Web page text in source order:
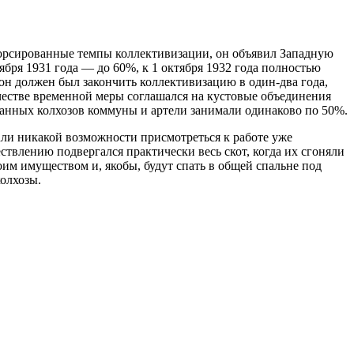
темпы коллективизации, он объявил Западную
1931 года — до 60%, к 1 октября 1932 года полностью
должен был закончить коллективизацию в один-два года,
временной меры соглашался на кустовые объединения
колхозов коммуны и артели занимали одинаково по 50%.
никакой возможности присмотреться к работе уже
подвергался практически весь скот, когда их сгоняли
имуществом и, якобы, будут спать в общей спальне под